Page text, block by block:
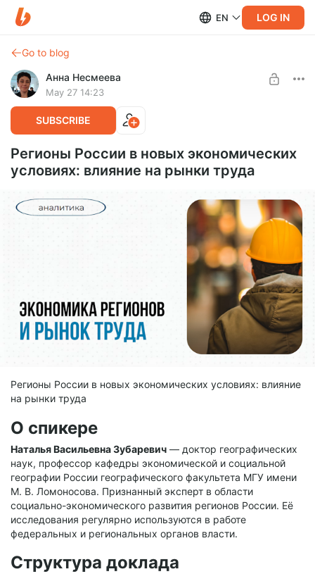
EN LOG IN
Go to blog
Анна Несмеева
May 27 14:23
SUBSCRIBE
Регионы России в новых экономических
условиях: влияние на рынки труда
Регионы России в новых экономических условиях: влияние
на рынки труда
О спикере
Наталья Васильевна Зубаревич — доктор географических
наук, профессор кафедры экономической и социальной
географии России географического факультета МГУ имени
М. В. Ломоносова. Признанный эксперт в области
социально-экономического развития регионов России. Её
исследования регулярно используются в работе
федеральных и региональных органов власти.
Структура доклада